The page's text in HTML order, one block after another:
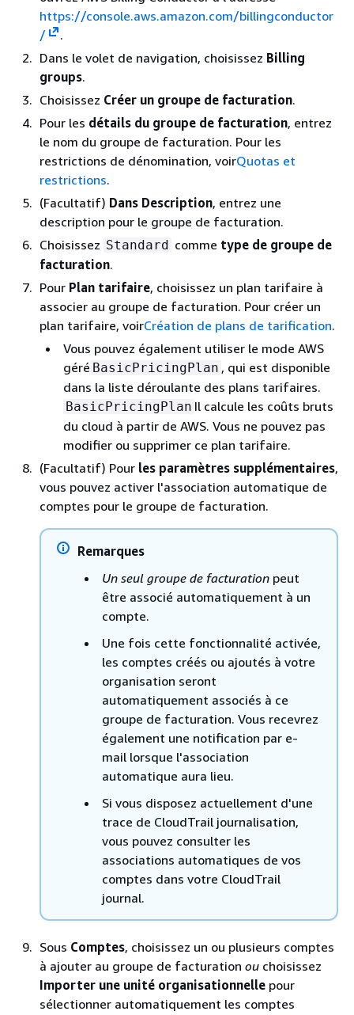
https://console.aws.amazon.com/billingconductor
/
.
Dans le volet de navigation, choisissez Billing
groups.
Choisissez Créer un groupe de facturation.
Pour les détails du groupe de facturation, entrez
le nom du groupe de facturation. Pour les
restrictions de dénomination, voirQuotas et
restrictions.
(Facultatif) Dans Description, entrez une
description pour le groupe de facturation.
Choisissez Standard comme type de groupe de
facturation.
Pour Plan tarifaire, choisissez un plan tarifaire à
associer au groupe de facturation. Pour créer un
plan tarifaire, voirCréation de plans de tarification.
Vous pouvez également utiliser le mode AWS
géré BasicPricingPlan , qui est disponible
dans la liste déroulante des plans tarifaires.
BasicPricingPlan Il calcule les coûts bruts
du cloud à partir de AWS. Vous ne pouvez pas
modifier ou supprimer ce plan tarifaire.
(Facultatif) Pour les paramètres supplémentaires,
vous pouvez activer l'association automatique de
comptes pour le groupe de facturation.
Remarques
Un seul groupe de facturation peut
être associé automatiquement à un
compte.
Une fois cette fonctionnalité activée,
les comptes créés ou ajoutés à votre
organisation seront
automatiquement associés à ce
groupe de facturation. Vous recevrez
également une notification par e-
mail lorsque l'association
automatique aura lieu.
Si vous disposez actuellement d'une
trace de CloudTrail journalisation,
vous pouvez consulter les
associations automatiques de vos
comptes dans votre CloudTrail
journal.
Sous Comptes, choisissez un ou plusieurs comptes
à ajouter au groupe de facturation ou choisissez
Importer une unité organisationnelle pour
sélectionner automatiquement les comptes